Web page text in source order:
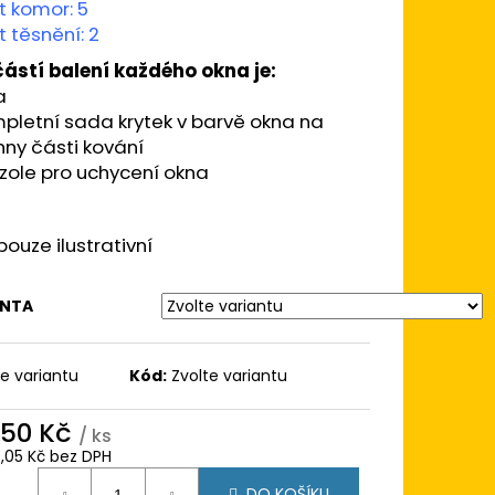
komor: 5
těsnění: 2
balení každého okna je:
sada krytek v barvě okna na
části kování
pro uchycení okna
ilustrativní
variantu Kód: Zvolte variantu
Kč / ks
Kč bez DPH
120X120
BÍLÁ (DVOUKŘÍDLÉ
76